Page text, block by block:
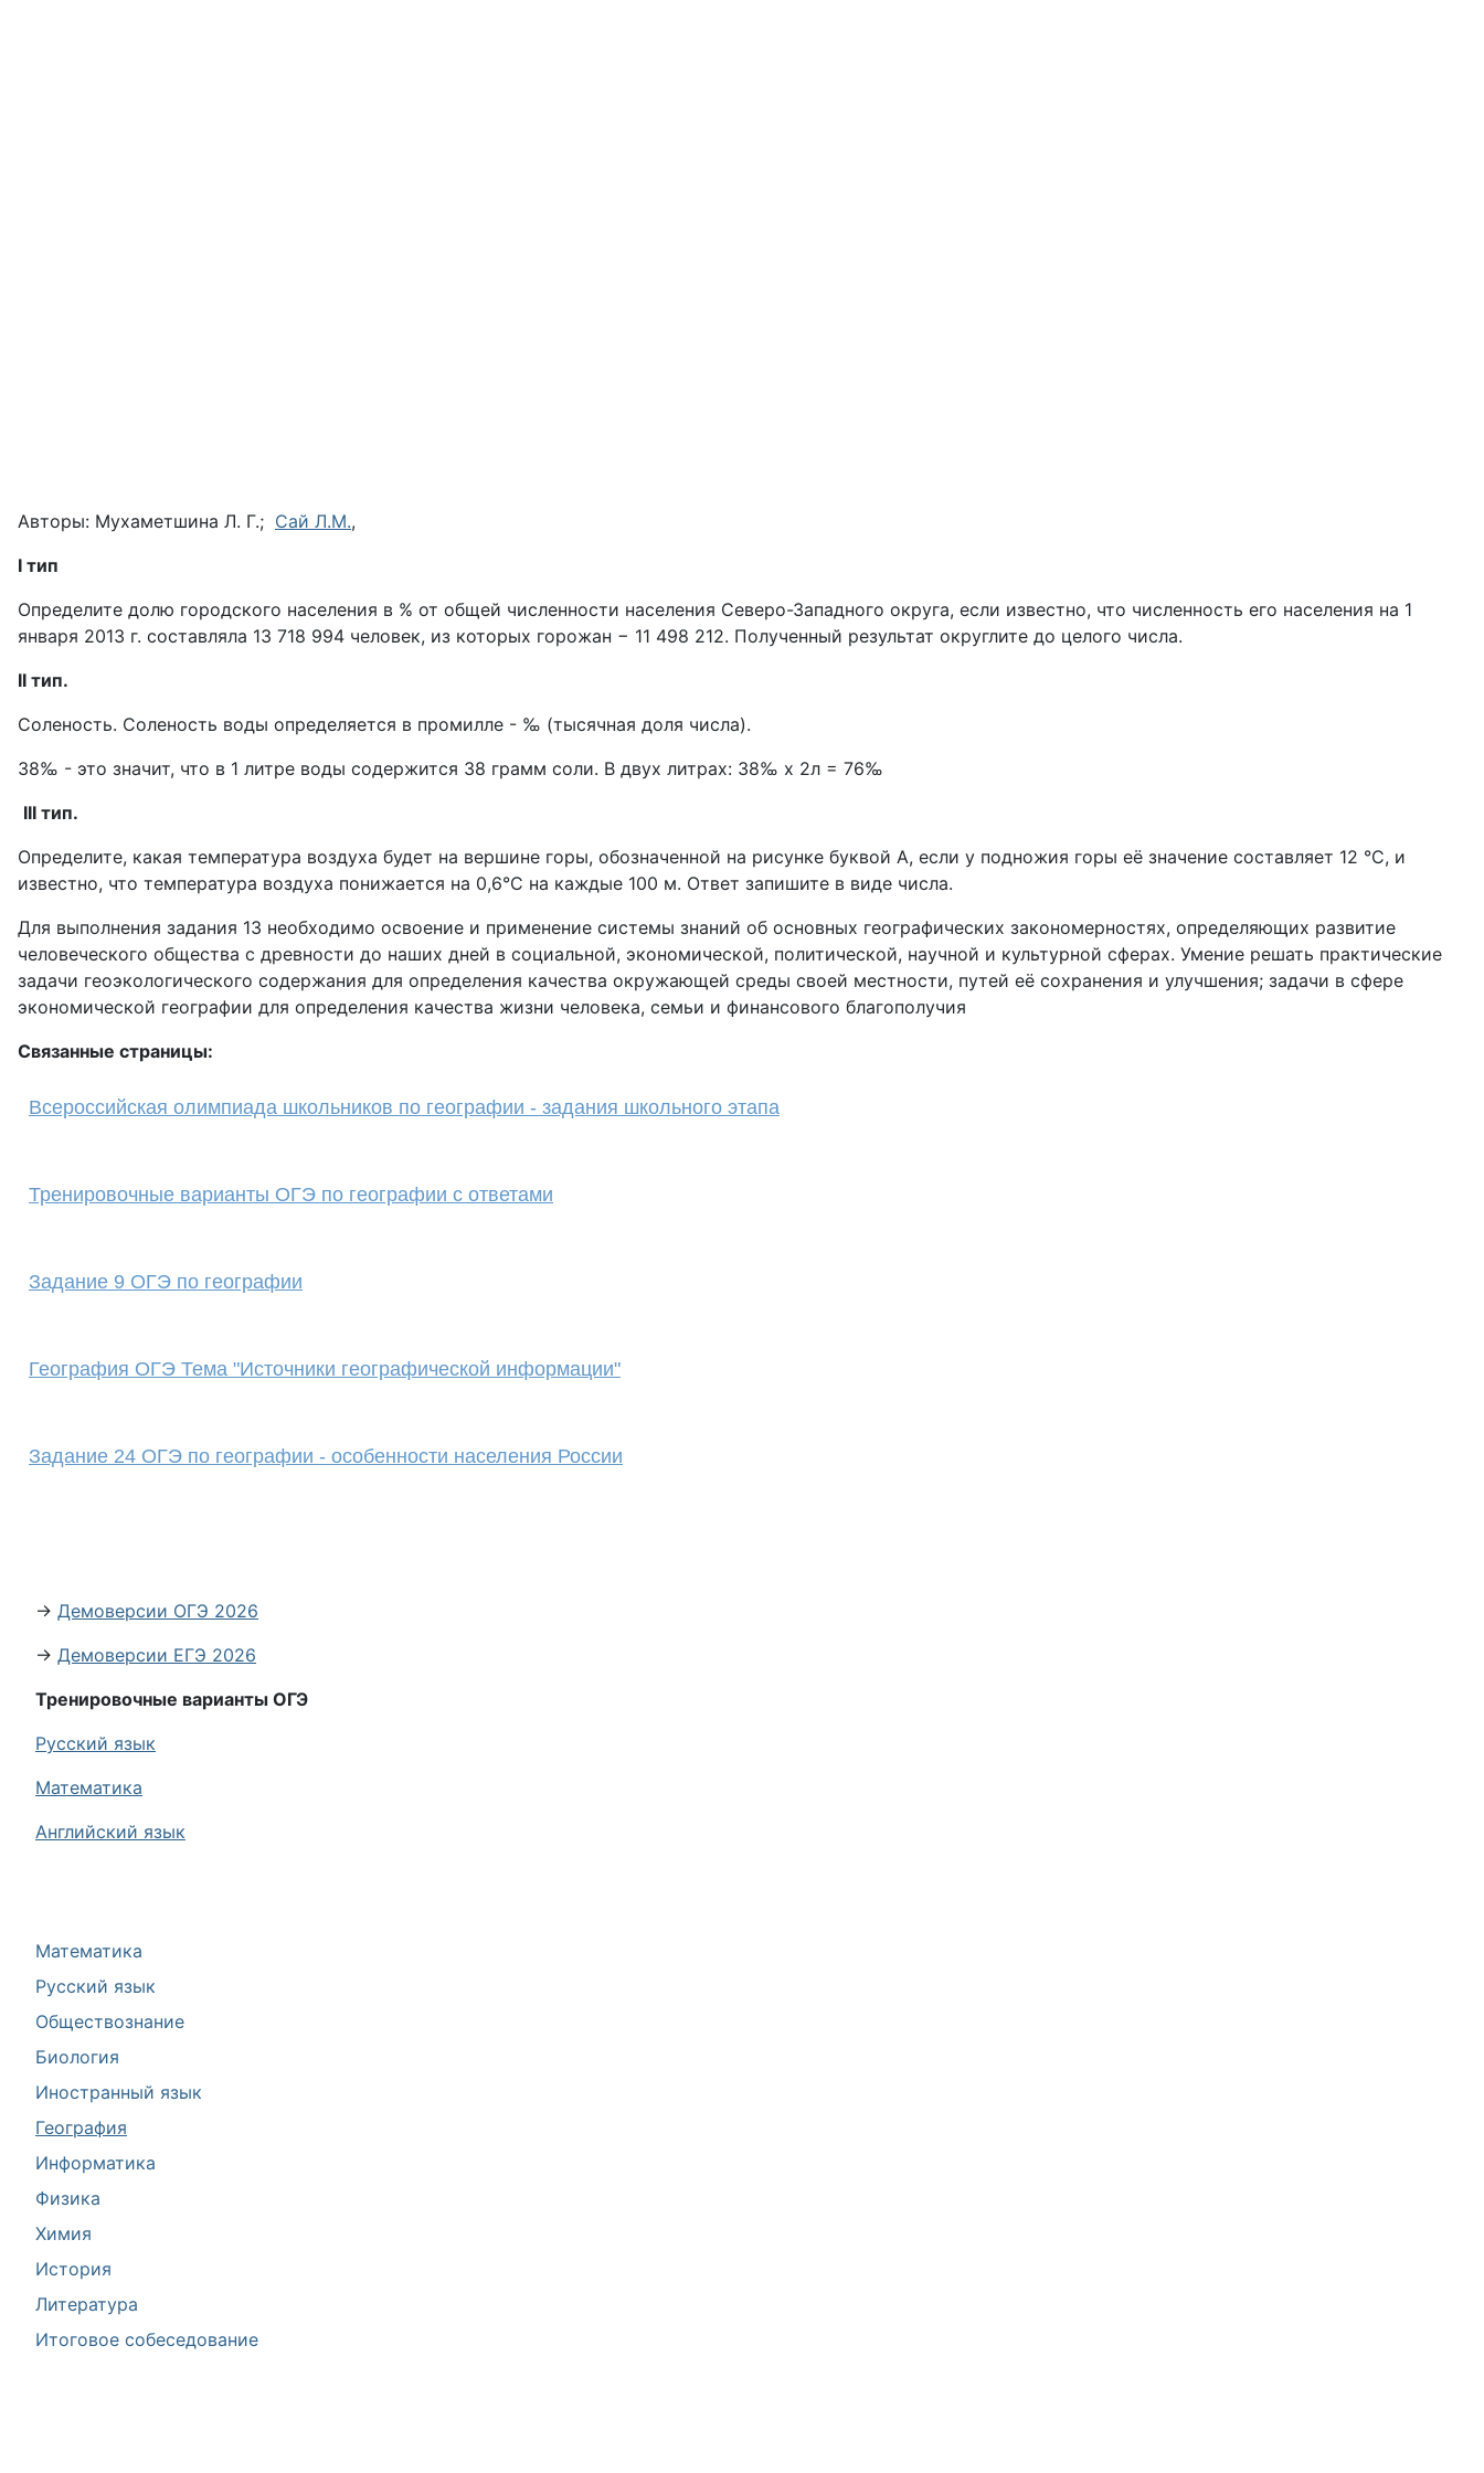
Математика
Русский язык
Обществознание
Биология
Иностранный язык
География
Информатика
Физика
Химия
История
Литература
Итоговое собеседование
Авторы: Мухаметшина Л. Г.; Сай Л.М.,
I тип
Определите долю городского населения в % от общей численности населения Северо-Западного округа, если известно, что численность его населения на 1
января 2013 г. составляла 13 718 994 человек, из которых горожан − 11 498 212. Полученный результат округлите до целого числа.
II тип.
Соленость. Соленость воды определяется в промилле - ‰ (тысячная доля числа).
38‰ - это значит, что в 1 литре воды содержится 38 грамм соли. В двух литрах: 38‰ х 2л = 76‰
III тип.
Определите, какая температура воздуха будет на вершине горы, обозначенной на рисунке буквой А, если у подножия горы её значение составляет 12 °С, и
известно, что температура воздуха понижается на 0,6°С на каждые 100 м. Ответ запишите в виде числа.
Для выполнения задания 13 необходимо освоение и применение системы знаний об основных географических закономерностях, определяющих развитие
человеческого общества с древности до наших дней в социальной, экономической, политической, научной и культурной сферах. Умение решать практические
задачи геоэкологического содержания для определения качества окружающей среды своей местности, путей её сохранения и улучшения; задачи в сфере
экономической географии для определения качества жизни человека, семьи и финансового благополучия
Связанные страницы:
Всероссийская олимпиада школьников по географии - задания школьного этапа
Тренировочные варианты ОГЭ по географии с ответами
Задание 9 ОГЭ по географии
География ОГЭ Тема "Источники географической информации"
Задание 24 ОГЭ по географии - особенности населения России
→ Демоверсии ОГЭ 2026
→ Демоверсии ЕГЭ 2026
Тренировочные варианты ОГЭ
Русский язык
Математика
Английский язык